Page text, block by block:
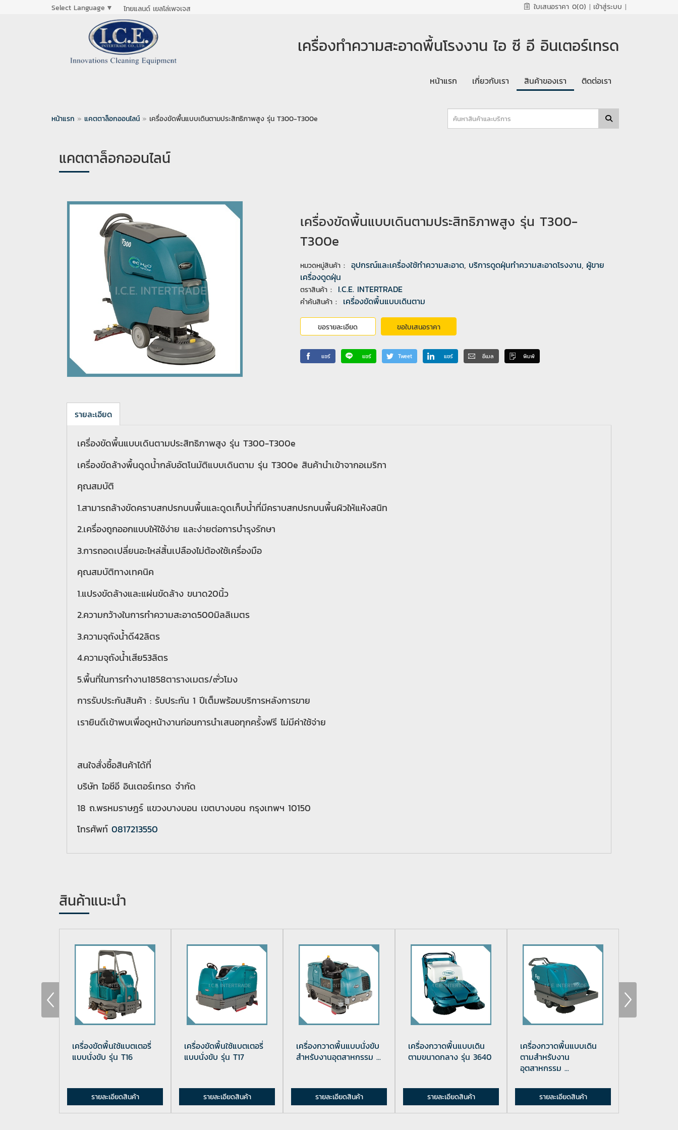
Select Language ▼ ไทยแลนด์ เยลโล่เพจเจส ใบเสนอราคา 0(0) | เข้าสู่ระบบ |
เครื่องทำความสะอาดพื้นโรงงาน ไอ ซี อี อินเตอร์เทรด
หน้าแรก เกี่ยวกับเรา สินค้าของเรา ติดต่อเรา
หน้าแรก » แคตตาล็อกออนไลน์ » เครื่องขัดพื้นแบบเดินตามประสิทธิภาพสูง รุ่น T300-T300e
แคตตาล็อกออนไลน์
เครื่องขัดพื้นแบบเดินตามประสิทธิภาพสูง รุ่น T300-
T300e
หมวดหมู่สินค้า: อุปกรณ์และเครื่องใช้ทำความสะอาด, บริการดูดฝุ่นทำความสะอาดโรงงาน, ผู้ขาย
เครื่องดูดฝุ่น
ตราสินค้า: I.C.E. INTERTRADE
คำค้นสินค้า: เครื่องขัดพื้นแบบเดินตาม
ขอรายละเอียด ขอใบเสนอราคา
แชร์ แชร์ Tweet แชร์ อีเมล พิมพ์
รายละเอียด
เครื่องขัดพื้นแบบเดินตามประสิทธิภาพสูง รุ่น T300-T300e
เครื่องขัดล้างพื้นดูดน้ำกลับอัตโนมัติแบบเดินตาม รุ่น T300e สินค้านำเข้าจากอเมริกา
คุณสมบัติ
1.สามารถล้างขัดคราบสกปรกบนพื้นและดูดเก็บน้ำที่มีคราบสกปรกบนพื้นผิวให้แห้งสนิท
2.เครื่องถูกออกแบบให้ใช้ง่าย และง่ายต่อการบำรุงรักษา
3.การถอดเปลี่ยนอะไหล่สิ้นเปลืองไม่ต้องใช้เครื่องมือ
คุณสมบัติทางเทคนิค
1.แปรงขัดล้างและแผ่นขัดล้าง ขนาด20นิ้ว
2.ความกว้างในการทำความสะอาด500มิลลิเมตร
3.ความจุถังน้ำดี42ลิตร
4.ความจุถังน้ำเสีย53ลิตร
5.พื้นที่ในการทำงาน1858ตารางเมตร/๙ั่วโมง
การรับประกันสินค้า : รับประกัน 1 ปีเต็มพร้อมบริการหลังการขาย
เรายินดีเข้าพบเพื่อดูหน้างานก่อนการนำเสนอทุกครั้งฟรี ไม่มีค่าใช้จ่าย
สนใจสั่งซื้อสินค้าได้ที่
บริษัท ไอซีอี อินเตอร์เทรด จำกัด
18 ถ.พรหมราษฎร์ แขวงบางบอน เขตบางบอน กรุงเทพฯ 10150
โทรศัพท์ 0817213550
สินค้าแนะนำ
เครื่องขัดพื้นใช้แบตเตอรี่
แบบนั่งขับ รุ่น T16
รายละเอียดสินค้า
เครื่องขัดพื้นใช้แบตเตอรี่
แบบนั่งขับ รุ่น T17
รายละเอียดสินค้า
เครื่องกวาดพื้นแบบนั่งขับ
สำหรับงานอุตสาหกรรม ...
รายละเอียดสินค้า
เครื่องกวาดพื้นแบบเดิน
ตามขนาดกลาง รุ่น 3640
รายละเอียดสินค้า
เครื่องกวาดพื้นแบบเดิน
ตามสำหรับงาน
อุตสาหกรรม ...
รายละเอียดสินค้า